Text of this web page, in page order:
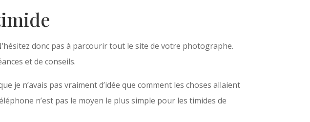
donc pas à parcourir tout le site de votre photographe.
et de conseils.
je n’avais pas vraiment d’idée que comment les choses allaient
n’est pas le moyen le plus simple pour les timides de